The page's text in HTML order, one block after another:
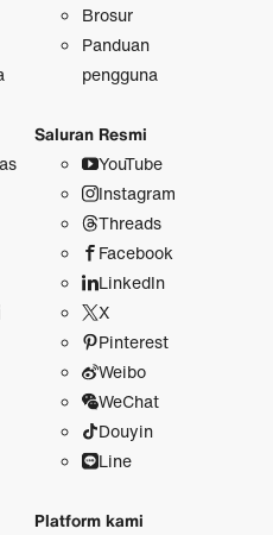
Brosur
Panduan
pengguna
Saluran Resmi
YouTube
Instagram
Threads
Facebook
LinkedIn
X
Pinterest
Weibo
WeChat
Douyin
Line
Platform kami